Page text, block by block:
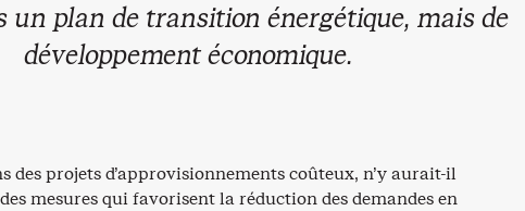
un plan de transition énergétique, mais de
développement économique.
des projets d’approvisionnements coûteux, n’y aurait-il
mesures qui favorisent la réduction des demandes en